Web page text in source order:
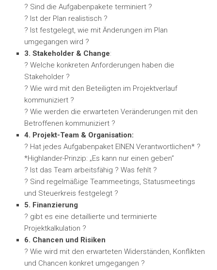
? Sind die Aufgabenpakete terminiert ?
? Ist der Plan realistisch ?
? Ist festgelegt, wie mit Änderungen im Plan
umgegangen wird ?
3. Stakeholder & Change:
? Welche konkreten Anforderungen haben die
Stakeholder ?
? Wie wird mit den Beteiligten im Projektverlauf
kommuniziert ?
? Wie werden die erwarteten Veränderungen mit den
Betroffenen kommuniziert ?
4. Projekt-Team & Organisation:
? Hat jedes Aufgabenpaket EINEN Verantwortlichen* ?
*Highlander-Prinzip: „Es kann nur einen geben“
? Ist das Team arbeitsfähig ? Was fehlt ?
? Sind regelmäßige Teammeetings, Statusmeetings
und Steuerkreis festgelegt ?
5. Finanzierung
? gibt es eine detaillierte und terminierte
Projektkalkulation ?
6. Chancen und Risiken
? Wie wird mit den erwarteten Widerständen, Konflikten
und Chancen konkret umgegangen ?